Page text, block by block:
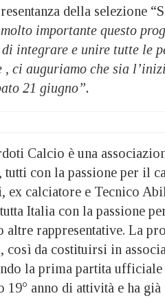
della selezione
importante questo
integrare e unire tutte le
ci auguriamo che sia
21 giugno”.
Calcio è una
con la passione per il
calciatore e Tecnico
Italia con la passione
rappresentative. La
così da costituirsi in
la prima partita ufficiale
19° anno di attività e ha